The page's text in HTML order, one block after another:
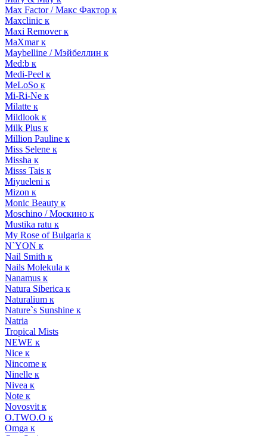
Max Factor / Макс Фактор к
Maxclinic к
Maxi Remover к
MaXmar к
Maybelline / Мэйбеллин к
Med:b к
Medi-Peel к
MeLoSo к
Mi-Ri-Ne к
Milatte к
Mildlook к
Milk Plus к
Million Pauline к
Miss Selene к
Missha к
Misss Tais к
Miyueleni к
Mizon к
Monic Beauty к
Moschino / Москино к
Mustika ratu к
My Rose of Bulgaria к
N`YON к
Nail Smith к
Nails Molekula к
Nanamus к
Natura Siberica к
Naturalium к
Nature`s Sunshine к
Natria
Tropical Mists
NEWE к
Nice к
Nincome к
Ninelle к
Nivea к
Note к
Novosvit к
O.TWO.O к
Omga к